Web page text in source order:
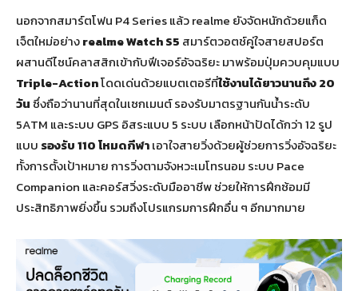
นอกจากสมาร์ตโฟน P4 Series แล้ว realme ยังจัดหนักด้วยแก็ด
เจ็ตใหม่อย่างrealme Watch S5 สมาร์ตวอตช์คู่ใจสายสปอร์ต
ผสานดีไซน์คลาสสิกเข้ากับฟีเจอร์อัจฉริยะ มาพร้อมปุ่มควบคุมแบบ
Triple-Actionโดดเด่นด้วยแบตเตอรีที่ใช้งานได้ยาวนานถึง20
วัน ซึ่งถือว่านานที่สุดในเซกเมนต์ รองรับมาตรฐานกันน้ำระดับ
5ATM และระบบ GPS อิสระแบบ 5 ระบบ เลือกหน้าปัดได้กว่า 12 รูป
แบบ รองรับ110โหมดกีฬาเอาใจสายวิ่งด้วยผู้ช่วยการวิ่งอัจฉริยะ
ทั้งการตั้งเป้าหมาย การวิ่งตามจังหวะเมโทรนอม ระบบ Pace
Companion และคอร์สวิ่งระดับมืออาชีพ ช่วยให้การฝึกซ้อมมี
ประสิทธิภาพยิ่งขึ้น รวมถึงโปรแกรมการฝึกอื่น ๆ อีกมากมาย